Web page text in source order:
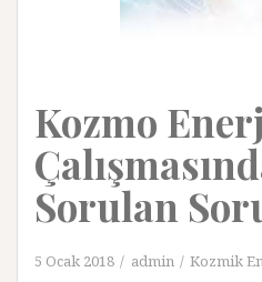
Kozmo
Sorulan
5 Ocak 2018 admin Kozmik